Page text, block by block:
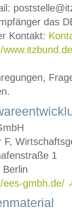
das
Kontakt:
F,
1
Berlin
ees-gmbh.de/